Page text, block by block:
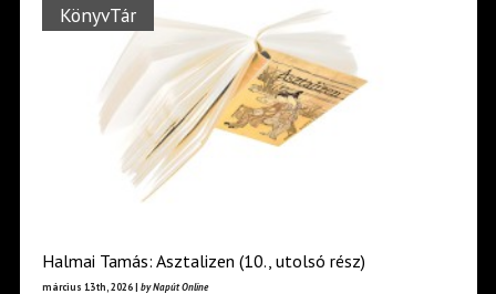
KönyvTár
Halmai Tamás: Asztalizen (10., utolsó rész)
március 13th, 2026 | by Napút Online